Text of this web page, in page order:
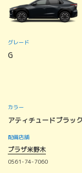
グレード
G
カラー
アティチュードブラッ
配備店舗
プラザ米野木
0561-74-7060